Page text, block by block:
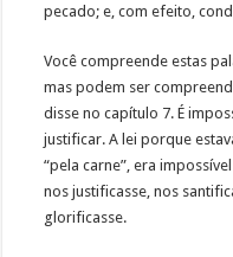
pecado; e, com efeito,
Você compreende estas
mas podem ser
disse no capítulo 7. É
justificar. A lei porque
“pela carne”, era
nos justificasse, nos
glorificasse.